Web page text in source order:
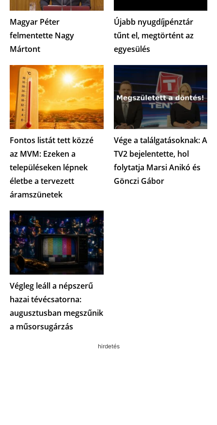
Magyar Péter
felmentette Nagy
Mártont
Újabb nyugdíjpénztár
tűnt el, megtörtént az
egyesülés
Fontos listát tett közzé
az MVM: Ezeken a
településeken lépnek
életbe a tervezett
áramszünetek
Vége a találgatásoknak: A
TV2 bejelentette, hol
folytatja Marsi Anikó és
Gönczi Gábor
Végleg leáll a népszerű
hazai tévécsatorna:
augusztusban megszűnik
a műsorsugárzás
hirdetés